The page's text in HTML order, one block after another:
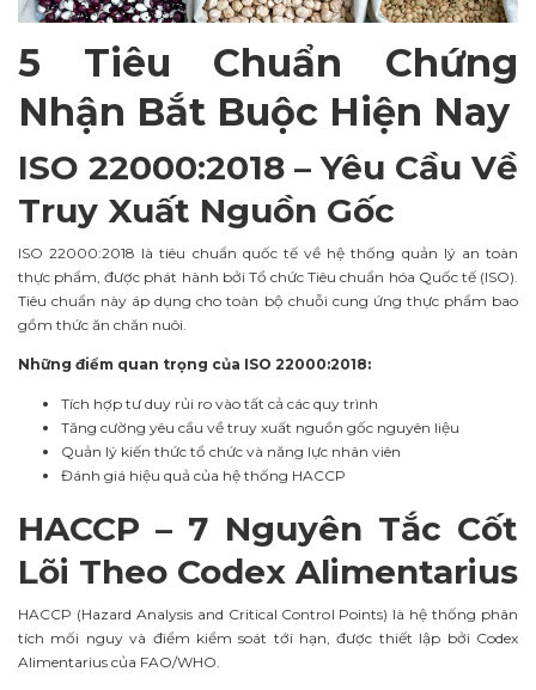
5 Tiêu Chuẩn Chứng
Nhận Bắt Buộc Hiện Nay
ISO 22000:2018 – Yêu Cầu Về
Truy Xuất Nguồn Gốc
ISO 22000:2018 là tiêu chuẩn quốc tế về hệ thống quản lý an toàn
thực phẩm, được phát hành bởi Tổ chức Tiêu chuẩn hóa Quốc tế (ISO).
Tiêu chuẩn này áp dụng cho toàn bộ chuỗi cung ứng thực phẩm bao
gồm thức ăn chăn nuôi.
Những điểm quan trọng của ISO 22000:2018:
Tích hợp tư duy rủi ro vào tất cả các quy trình
Tăng cường yêu cầu về truy xuất nguồn gốc nguyên liệu
Quản lý kiến thức tổ chức và năng lực nhân viên
Đánh giá hiệu quả của hệ thống HACCP
HACCP – 7 Nguyên Tắc Cốt
Lõi Theo Codex Alimentarius
HACCP (Hazard Analysis and Critical Control Points) là hệ thống phân
tích mối nguy và điểm kiểm soát tới hạn, được thiết lập bởi Codex
Alimentarius của FAO/WHO.